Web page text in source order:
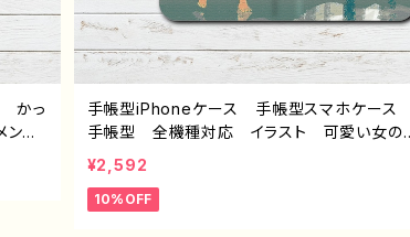
かっ
ヘ
iP
Go
手帳型iPhoneケース 手帳型スマホケース
手帳型 全機種対応 イラスト 可愛い女の
子 おしゃれ服 エモい 風景 綺麗 美し
い 景色 ノスタルジック メンズ レディー
ス 女子 iPhone15/14/13/12/11 AQUOS s
¥2,592
10%OFF